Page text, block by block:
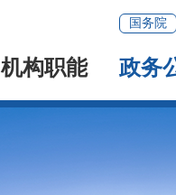
国务院
机构职能 政务